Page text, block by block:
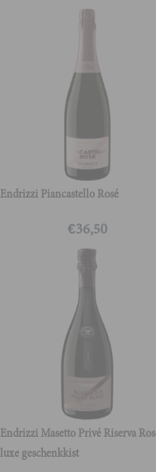
Endrizzi Piancastello Rosé
€36,50
Endrizzi Masetto Privé Riserva
luxe geschenkkist